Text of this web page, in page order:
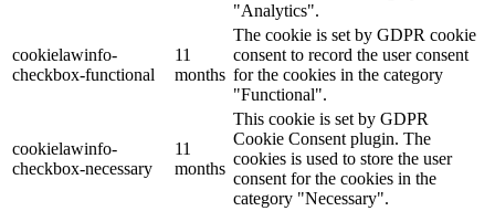
"Analytics".
cookielawinfo-
checkbox-functional
11
months
The cookie is set by GDPR cookie
consent to record the user consent
for the cookies in the category
"Functional".
cookielawinfo-
checkbox-necessary
11
months
This cookie is set by GDPR
Cookie Consent plugin. The
cookies is used to store the user
consent for the cookies in the
category "Necessary".